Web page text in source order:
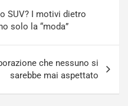
SUV? I motivi dietro
solo la “moda”
che nessuno si
sarebbe mai aspettato